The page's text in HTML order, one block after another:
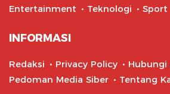
Entertainment
Teknologi Sport
INFORMASI
Redaksi Privacy Policy
Hubungi
Pedoman Media Siber
Tentang